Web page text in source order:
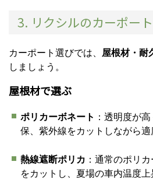
3. リクシルのカーポー
カーポート選びでは、 屋根材・耐
しましょう。
屋根材で選ぶ
ポリカーボネート ：透明度が
保、紫外線をカットしながら適
熱線遮断ポリカ ：通常のポリ
をカットし、夏場の車内温度上